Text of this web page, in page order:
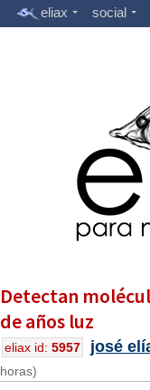
eliax social
Detectan
de años luz
eliax id: 5957 josé
horas)